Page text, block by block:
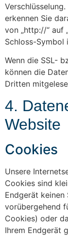
erkennen Sie
von „http://“ auf
Schloss-Symbol
Wenn die SSL-
können die
Dritten
4.
Website
Cookies
Unsere
Cookies sind
Endgerät keinen
vorübergehend
Cookies) oder
Ihrem Endgerät